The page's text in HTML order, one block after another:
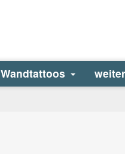
Wandtattoos